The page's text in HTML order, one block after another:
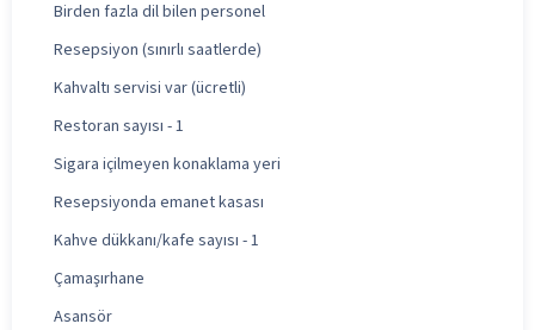
Birden fazla dil bilen personel
Resepsiyon (sınırlı saatlerde)
Kahvaltı servisi var (ücretli)
Restoran sayısı - 1
Sigara içilmeyen konaklama yeri
Resepsiyonda emanet kasası
Kahve dükkanı/kafe sayısı - 1
Çamaşırhane
Asansör